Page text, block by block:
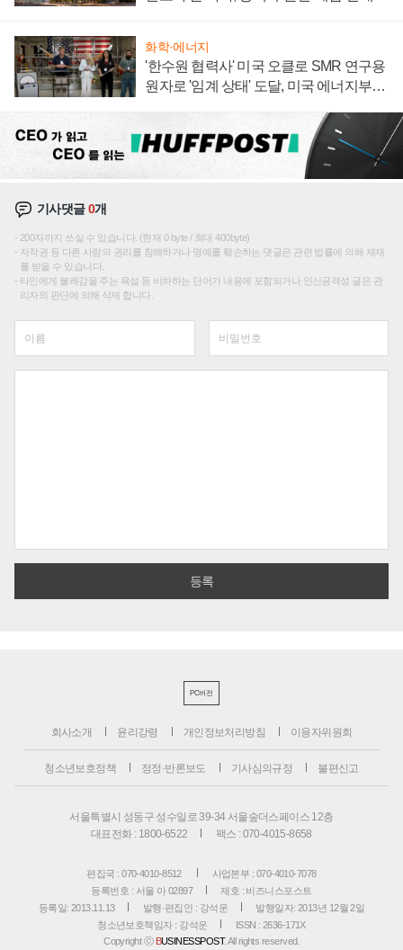
화학·에너지
'한수원 협력사' 미국 오클로 SMR 연구용
원자로 '임계 상태' 도달, 미국 에너지부
기사댓글0개
200자까지 쓰실 수 있습니다. (현재 0 byte / 최대 400byte)
저작권 등 다른 사람의 권리를 침해하거나 명예를 훼손하는 댓글은 관련 법률에 의해 제재
를 받을 수 있습니다.
타인에게 불쾌감을 주는 욕설 등 비하하는 단어가 내용에 포함되거나 인신공격성 글은 관
리자의 판단에 의해 삭제 합니다.
PC버전
회사소개 윤리강령 개인정보처리방침 이용자위원회
청소년보호정책 정정·반론보도 기사심의규정 불편신고
서울특별시 성동구 성수일로 39-34 서울숲더스페이스 12층
대표전화 : 1800-6522
팩스 : 070-4015-8658
편집국 : 070-4010-8512
사업본부 : 070-4010-7078
등록번호 : 서울 아 02897
제호 : 비즈니스포스트
등록일: 2013.11.13
발행·편집인 : 강석운
발행일자: 2013년 12월 2일
청소년보호책임자 : 강석운
ISSN : 2636-171X
Copyright ⓒ BUSINESSPOST. All rights reserved.